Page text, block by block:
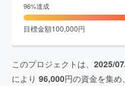
96%達成
目標金額100,000円
このプロジェクトは、 2025/
により 96,000円の資金を集め